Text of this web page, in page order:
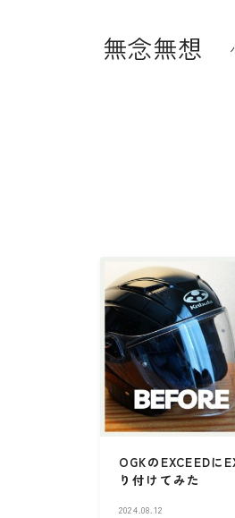
無念無想
・人気記事ランキ
・杉浦かおるのバ
・バイクアイテ
OGKのEXCEEDに
り付けてみた
2024.08.12